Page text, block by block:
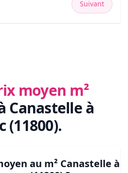
Suivant
moyen m²
Canastelle à
(11800).
au m² Canastelle à